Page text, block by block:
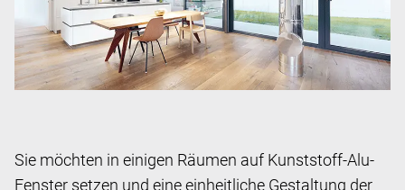
Sie möchten in einigen Räumen auf Kunststoff-Alu-
Fenster setzen und eine einheitliche Gestaltung der